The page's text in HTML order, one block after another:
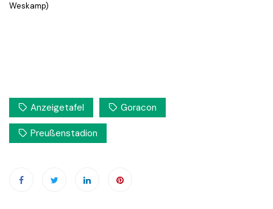
Weskamp)
Anzeigetafel Goracon
Preußenstadion